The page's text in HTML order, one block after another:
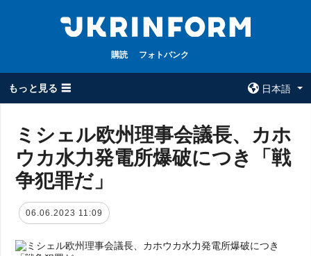
購読 フォトバンク
もっと見る ☰
日本語
全てのトピック
戦争
政治
経済・復興
ウクルインフォ
ミシェル欧州理事会議長、カホ
ウカ水力発電所爆破につき「戦
争犯罪だ」
06.06.2023 11:09